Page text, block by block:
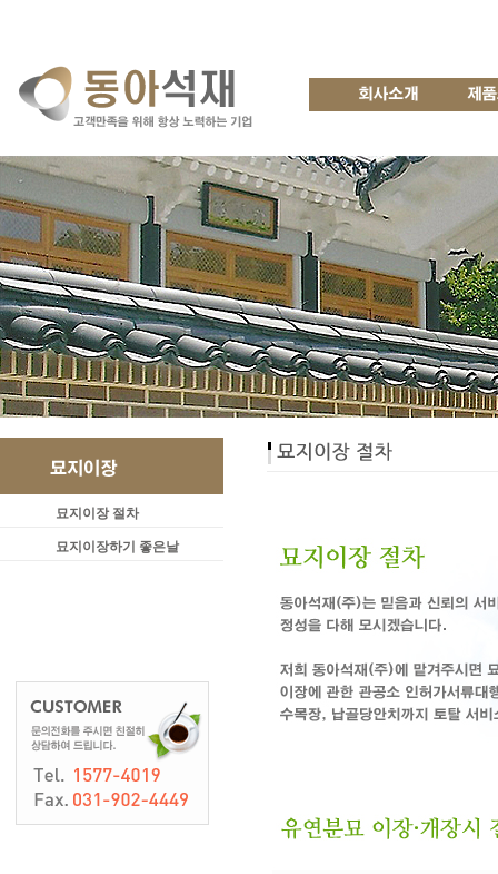
묘지이장 절차
묘지이장하기 좋은날